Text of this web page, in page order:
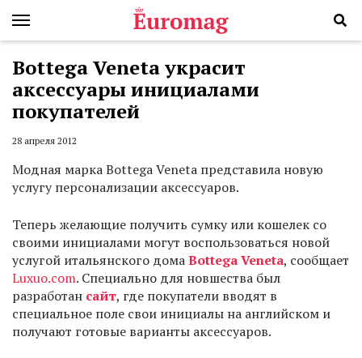
Bottega Veneta украсит
аксессуары инициалами
покупателей
28 апреля 2012
Модная марка Bottega Veneta представила новую
услугу персонализации аксессуаров.
Теперь желающие получить сумку или кошелек со
своими инициалами могут воспользоваться новой
услугой итальянского домаBottega Veneta, сообщает
Luxuo.com. Специально для новшества был
разработан сайт, где покупатели вводят в
специальное поле свои инициалы на английском и
получают готовые варианты аксессуаров.